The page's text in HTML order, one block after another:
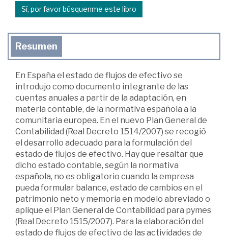
Sí, por favor búsquenme este libro
Resumen
En España el estado de flujos de efectivo se
introdujo como documento integrante de las
cuentas anuales a partir de la adaptación, en
materia contable, de la normativa española a la
comunitaria europea. En el nuevo Plan General de
Contabilidad (Real Decreto 1514/2007) se recogió
el desarrollo adecuado para la formulación del
estado de flujos de efectivo. Hay que resaltar que
dicho estado contable, según la normativa
española, no es obligatorio cuando la empresa
pueda formular balance, estado de cambios en el
patrimonio neto y memoria en modelo abreviado o
aplique el Plan General de Contabilidad para pymes
(Real Decreto 1515/2007). Para la elaboración del
estado de flujos de efectivo de las actividades de